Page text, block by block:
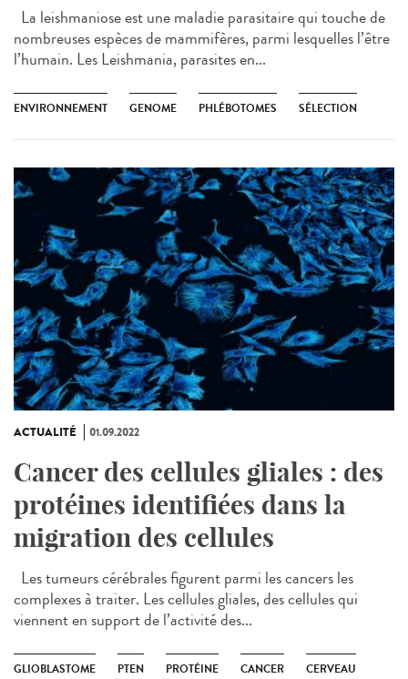
La leishmaniose est une maladie parasitaire qui touche de
nombreuses espèces de mammifères, parmi lesquelles l’être
l’humain. Les Leishmania, parasites en...
ENVIRONNEMENT GENOME PHLÉBOTOMES SÉLECTION
ACTUALITÉ 01.09.2022
Cancer des cellules gliales : des
protéines identifiées dans la
migration des cellules
Les tumeurs cérébrales figurent parmi les cancers les
complexes à traiter. Les cellules gliales, des cellules qui
viennent en support de l’activité des...
GLIOBLASTOME PTEN PROTÉINE CANCER CERVEAU